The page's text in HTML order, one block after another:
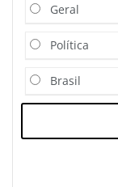
Geral
Política
Brasil